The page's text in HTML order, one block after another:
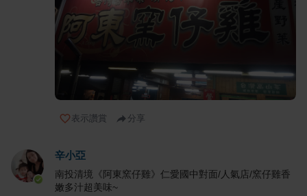
表示讚賞 分享
辛小亞
南投清境《阿東窯仔雞》仁愛國中對面/人氣店/窯仔雞香
嫩多汁超美味~